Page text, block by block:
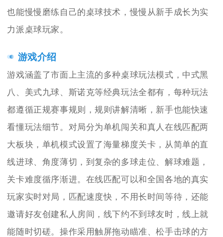
也能慢慢磨练自己的桌球技术，慢慢从新手成长为实
力派桌球玩家。
游戏介绍
游戏涵盖了市面上主流的多种桌球玩法模式，中式黑
八、美式九球、斯诺克等经典玩法全都有，每种玩法
都遵循正规赛事规则，规则讲解清晰，新手也能快速
看懂玩法细节。对局分为单机闯关和真人在线匹配两
大板块，单机模式设置了海量梯度关卡，从简单的直
线进球、角度薄切，到复杂的多球走位、解球难题，
关卡难度循序渐进。在线匹配可以和全国各地的真实
玩家实时对局，匹配速度快，不用长时间等待，还能
邀请好友创建私人房间，线下约不到球友时，线上就
能随时切磋。操作采用触屏拖动瞄准、松手击球的方